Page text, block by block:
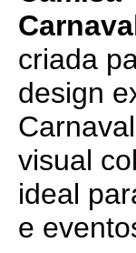
criada
design
visual
ideal
e